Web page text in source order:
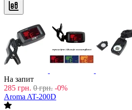
На запит
285 грн. 0 грн. -0%
Aroma AT-200D